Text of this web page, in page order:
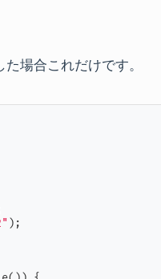
場合これだけです。
);